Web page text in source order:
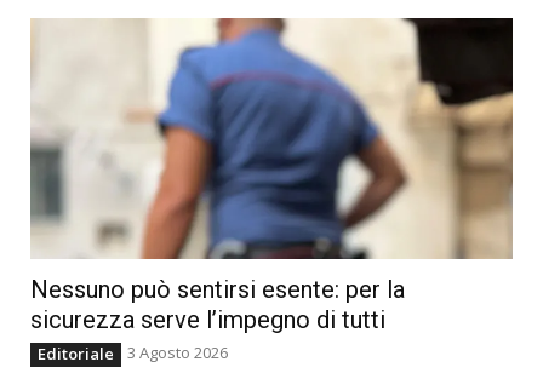
Nessuno può sentirsi esente: per la
sicurezza serve l’impegno di tutti
Editoriale 3 Agosto 2026